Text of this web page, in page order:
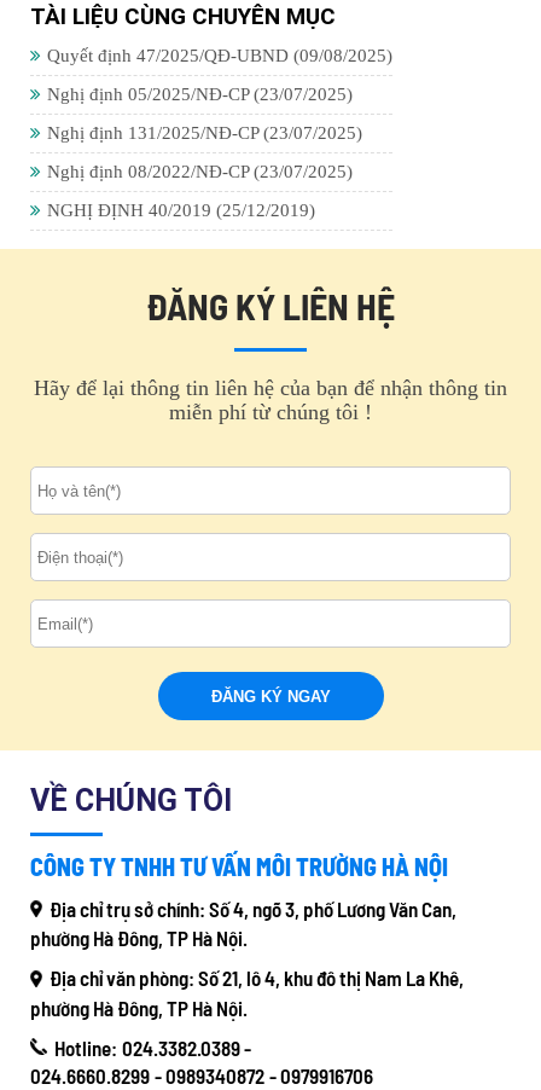
TÀI LIỆU CÙNG CHUYÊN MỤC
Quyết định 47/2025/QĐ-UBND (09/08/2025)
Nghị định 05/2025/NĐ-CP(23/07/2025)
Nghị định 131/2025/NĐ-CP(23/07/2025)
Nghị định 08/2022/NĐ-CP(23/07/2025)
NGHỊ ĐỊNH 40/2019 (25/12/2019)
ĐĂNG KÝ LIÊN HỆ
Hãy để lại thông tin liên hệ của bạn để nhận thông tin
miễn phí từ chúng tôi !
VỀ CHÚNG TÔI
CÔNG TY TNHH TƯ VẤN MÔI TRƯỜNG HÀ NỘI
Địa chỉ trụ sở chính: Số 4, ngõ 3, phố Lương Văn Can,
phường Hà Đông, TP Hà Nội.
Địa chỉ văn phòng: Số 21, lô 4, khu đô thị Nam La Khê,
phường Hà Đông, TP Hà Nội.
Hotline: 024.3382.0389 -
024.6660.8299 -0989340872 -0979916706